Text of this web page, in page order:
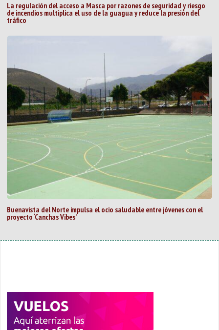
La regulación del acceso a Masca por razones de seguridad y riesgo
de incendios multiplica el uso de la guagua y reduce la presión del
tráfico
Buenavista del Norte impulsa el ocio saludable entre jóvenes con el
proyecto ‘Canchas Vibes’